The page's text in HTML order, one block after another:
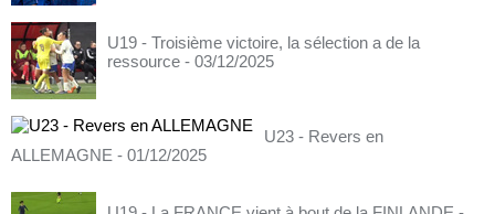
U19 - Troisième victoire, la sélection a de la
ressource - 03/12/2025
U23 - Revers en
ALLEMAGNE - 01/12/2025